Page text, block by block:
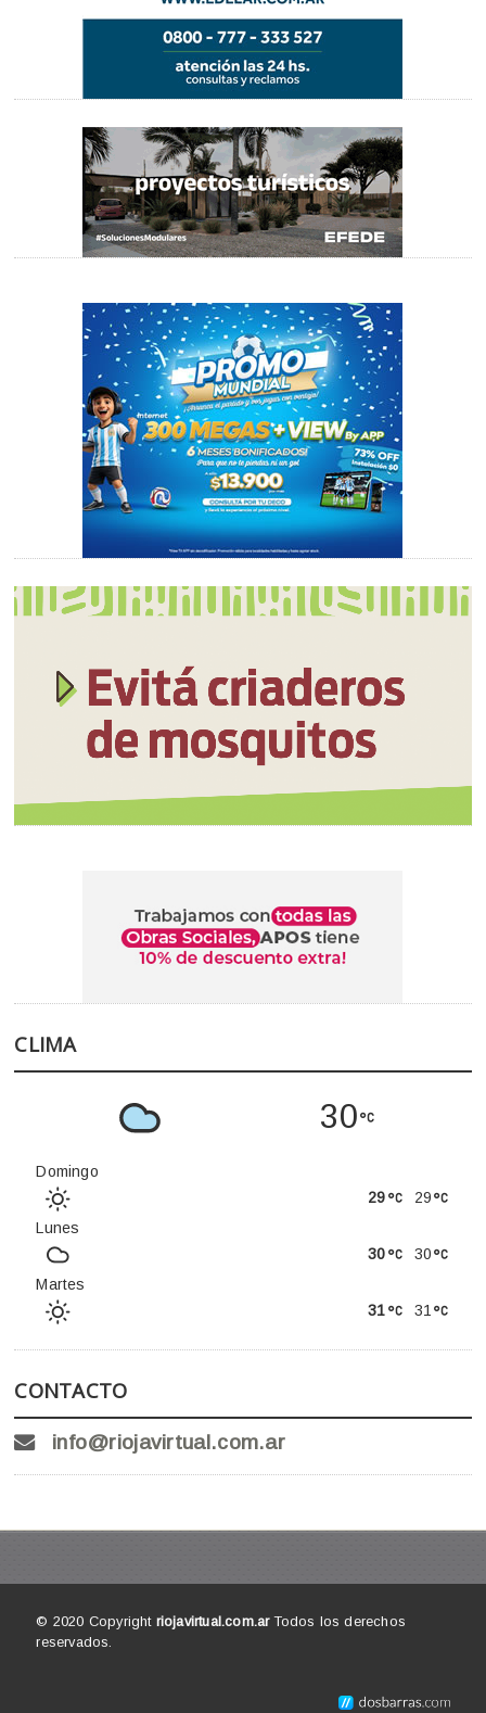
CLIMA
30
Domingo
29
29
Lunes
30
30
Martes
31
31
CONTACTO
info@riojavirtual.com.ar
© 2020 Copyright riojavirtual.com.arTodos los derechos
reservados.